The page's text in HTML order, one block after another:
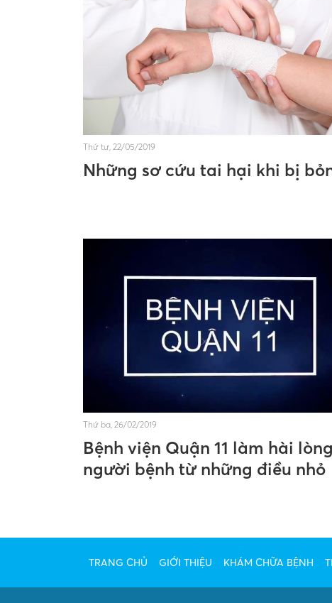
Thứ tư, 22/05/2019
Những sơ cứu tai hại khi bị
Thứ ba, 26/02/2019
Bệnh viện Quận 11 làm hài lòng
người bệnh từ những điều nhỏ
TRANG CHỦ GIỚI THIỆU KHÁM CHỮA BỆNH